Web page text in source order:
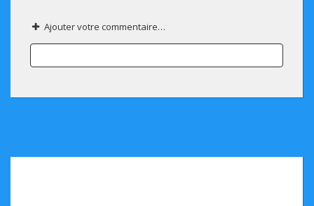
Ajouter votre commentaire…